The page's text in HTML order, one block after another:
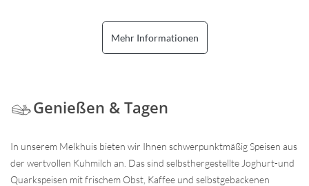
Mehr Informationen
Genießen & Tagen
In unserem Melkhuis bieten wir Ihnen schwerpunktmäßig Speisen aus
der wertvollen Kuhmilch an. Das sind selbsthergestellte Joghurt-und
Quarkspeisen mit frischem Obst, Kaffee und selbstgebackenen